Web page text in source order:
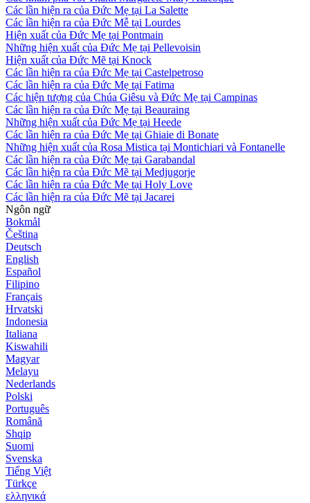
Các lần hiện ra của Đức Mẹ tại La Salette
Các lần hiện ra của Đức Mễ tại Lourdes
Hiện xuất của Đức Mẹ tại Pontmain
Những hiện xuất của Đức Mẹ tại Pellevoisin
Hiện xuất của Đức Mẽ tại Knock
Các lần hiện ra của Đức Mẹ tại Castelpetroso
Các lần hiện ra của Đức Mẹ tại Fatima
Các hiện tượng của Chúa Giêsu và Đức Mẹ tại Campinas
Các lần hiện ra của Đức Mẹ tại Beauraing
Những hiện xuất của Đức Mẹ tại Heede
Các lần hiện ra của Đức Mẹ tại Ghiaie di Bonate
Những hiện xuất của Rosa Mistica tại Montichiari và Fontanelle
Các lần hiện ra của Đức Mẹ tại Garabandal
Các lần hiện ra của Đức Mẽ tại Medjugorje
Các lần hiện ra của Đức Mẹ tại Holy Love
Các lần hiện ra của Đức Mẽ tại Jacarei
Ngôn ngữ
Bokmål
Čeština
Deutsch
English
Español
Filipino
Français
Hrvatski
Indonesia
Italiana
Kiswahili
Magyar
Melayu
Nederlands
Polski
Português
Română
Shqip
Suomi
Svenska
Tiếng Việt
Türkçe
ελληνικά